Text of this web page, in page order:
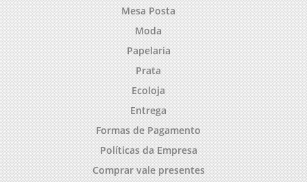
Mesa Posta
Moda
Papelaria
Prata
Ecoloja
Entrega
Formas de Pagamento
Políticas da Empresa
Comprar vale presentes